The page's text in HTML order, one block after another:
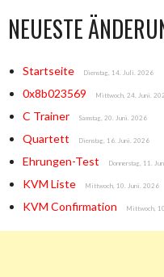
NEUESTE
Startseite Dienstag, 14. Juli. 2026
0x8b023569 Mittwoch, 24. Juni.
C Trainer Samstag, 20. Juni. 2026
Quartett Dienstag, 16. Juni. 2026
Ehrungen-Test Donnerstag, 11.
KVM Liste Mittwoch, 10. Juni. 2026
KVM Confirmation Mittwoch,